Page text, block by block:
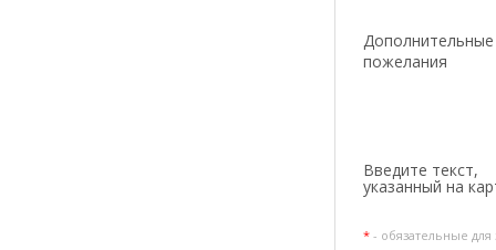
Дополнительные
пожелания
Введите текcт,
указанный на
* - обязательные